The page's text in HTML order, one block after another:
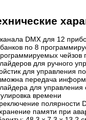
DMX для 12
по 8
чейзов
для ручного
для управления
передача
для
времени
полярности
памяти при